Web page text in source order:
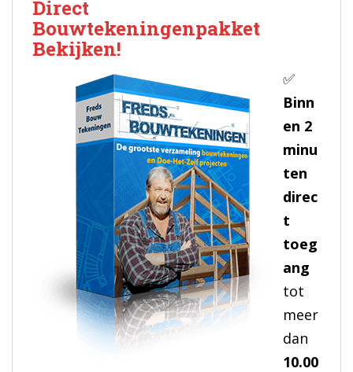
Direct
Bouwtekeningenpakket
Bekijken!
✅
Binn
en 2
minu
ten
direc
t
toeg
ang
tot
meer
dan
10.00